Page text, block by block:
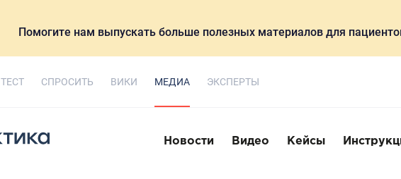
Помогите нам выпускать больше полезных материалов для
ТЕСТ СПРОСИТЬ ВИКИ МЕДИА ЭКСПЕРТЫ
Новости Видео Кейсы